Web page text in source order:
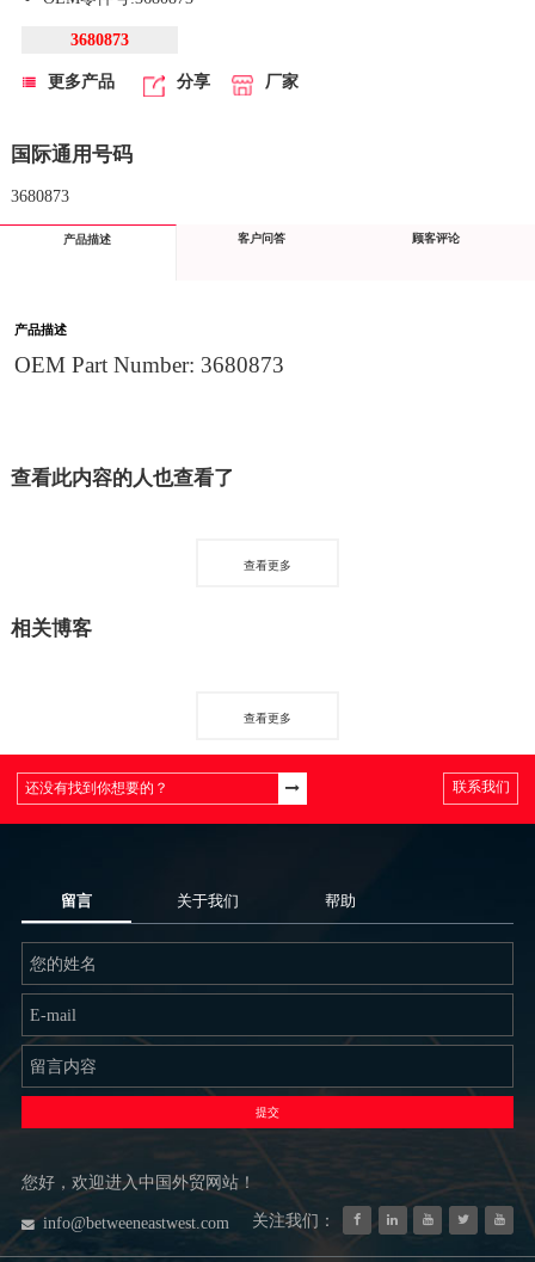
3680873
更多产品 分享 厂家
国际通用号码
3680873
产品描述 客户问答 顾客评论
产品描述
OEM Part Number: 3680873
查看此内容的人也查看了
查看更多
相关博客
查看更多
联系我们
留言 关于我们 帮助
提交
您好，欢迎进入中国外贸网站！
info@betweeneastwest.com 关注我们：